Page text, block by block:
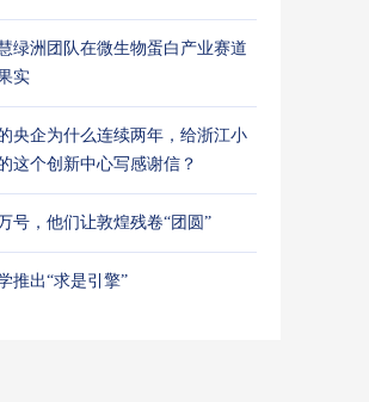
绿洲团队在微生物蛋白产业赛道
实
央企为什么连续两年，给浙江小
这个创新中心写感谢信？
号，他们让敦煌残卷“团圆”
推出“求是引擎”